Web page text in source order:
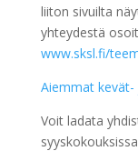
liiton sivuilta
yhteydestä
www.sksl.fi/
Aiemmat kevät-
Voit ladata